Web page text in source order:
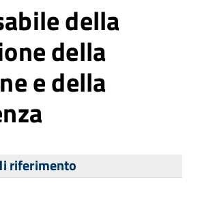
della
della
e della
riferimento